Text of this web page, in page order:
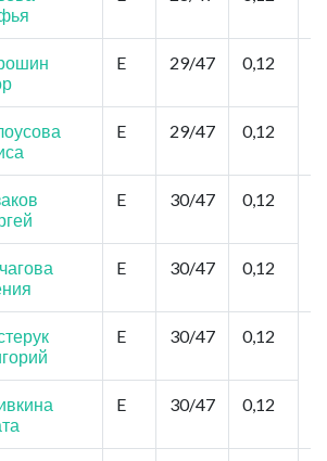
E 29/47 0,12
E 29/47 0,12
E 30/47 0,12
E 30/47 0,12
E 30/47 0,12
E 30/47 0,12